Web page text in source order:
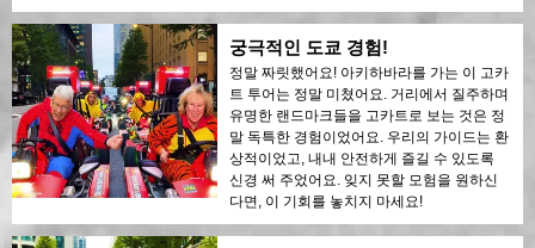
궁극적인 도쿄 경험!
정말 짜릿했어요! 아키하바라를 가는 이 고카
트 투어는 정말 미쳤어요. 거리에서 질주하며
유명한 랜드마크들을 고카트로 보는 것은 정
말 독특한 경험이었어요. 우리의 가이드는 환
상적이었고, 내내 안전하게 즐길 수 있도록
신경 써 주었어요. 잊지 못할 모험을 원하신
다면, 이 기회를 놓치지 마세요!